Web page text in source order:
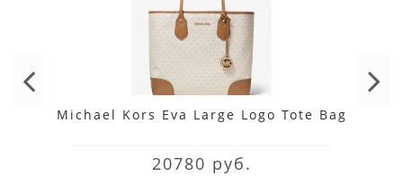
Michael Kors Eva Large Logo Tote Bag
20780 руб.